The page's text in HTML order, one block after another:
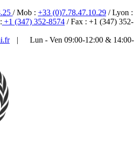
/ Mob : +33 (0)7.78.47.10.29 / Lyon :
+1 (347) 352-8574 / Fax : +1 (347) 352-
|
Lun - Ven 09:00-12:00 & 14:00-